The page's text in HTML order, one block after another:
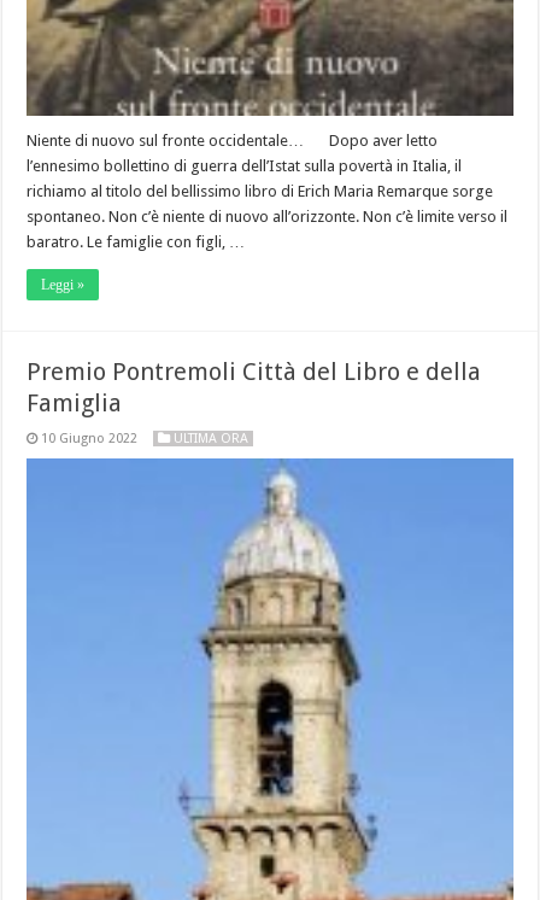
Niente di nuovo sul fronte occidentale… Dopo aver letto
l’ennesimo bollettino di guerra dell’Istat sulla povertà in Italia, il
richiamo al titolo del bellissimo libro di Erich Maria Remarque sorge
spontaneo. Non c’è niente di nuovo all’orizzonte. Non c’è limite verso il
baratro. Le famiglie con figli, …
Leggi »
Premio Pontremoli Città del Libro e della
Famiglia
10 Giugno 2022 ULTIMA ORA